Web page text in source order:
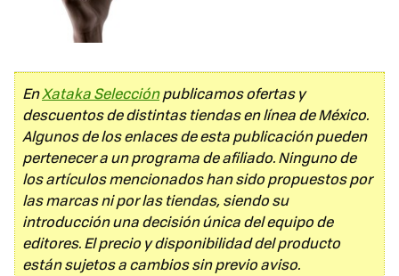
EnXataka Selecciónpublicamos ofertas y
descuentos de distintas tiendas en línea de México.
Algunos de los enlaces de esta publicación pueden
pertenecer a un programa de afiliado. Ninguno de
los artículos mencionados han sido propuestos por
las marcas ni por las tiendas, siendo su
introducción una decisión única del equipo de
editores. El precio y disponibilidad del producto
están sujetos a cambios sin previo aviso.